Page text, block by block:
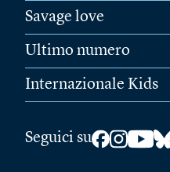
Savage love
Ultimo numero
Internazionale Kids
Seguici su